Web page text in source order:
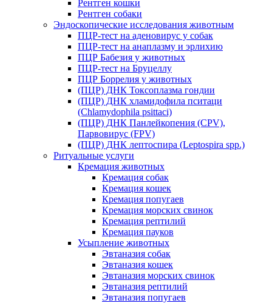
Рентген кошки
Рентген собаки
Эндоскопические исследования животным
ПЦР-тест на аденовирус у собак
ПЦР-тест на анаплазму и эрлихию
ПЦР Бабезия у животных
ПЦР-тест на Бруцеллу
ПЦР Боррелия у животных
(ПЦР) ДНК Токсоплазма гондии
(ПЦР) ДНК хламидофила пситаци
(Chlamydophila psittaci)
(ПЦР) ДНК Панлейкопения (CPV),
Парвовирус (FPV)
(ПЦР) ДНК лептоспира (Leptospira spp.)
Ритуальные услуги
Кремация животных
Кремация собак
Кремация кошек
Кремация попугаев
Кремация морских свинок
Кремация рептилий
Кремация пауков
Усыпление животных
Эвтаназия собак
Эвтаназия кошек
Эвтаназия морских свинок
Эвтаназия рептилий
Эвтаназия попугаев